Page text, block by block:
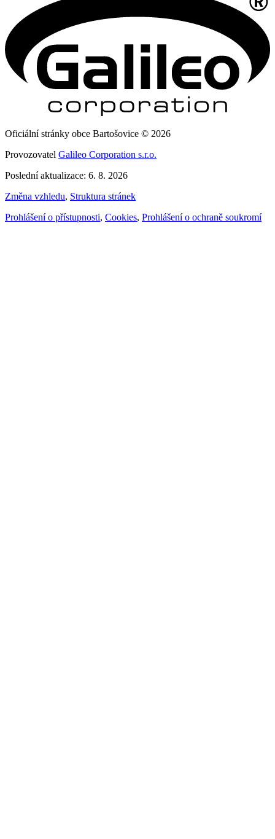
Oficiální stránky obce Bartošovice © 2026
Provozovatel Galileo Corporation s.r.o.
Poslední aktualizace: 6. 8. 2026
Změna vzhledu, Struktura stránek
Prohlášení o přístupnosti, Cookies, Prohlášení o ochraně soukromí